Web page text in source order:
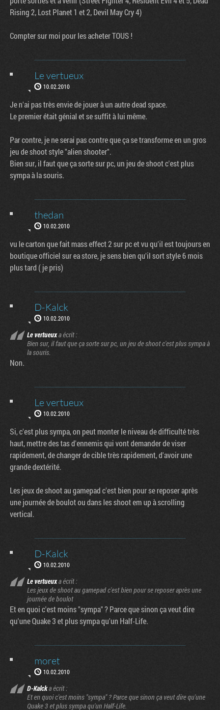
Rising 2, Lost Planet 1 et 2, Devil May Cry 4)
Compter sur moi pour les acheter TOUS !
Le vertueux
10.02.2010
Je n'ai pas très envie de jouer à un autre dead space.
Le premier était génial et se suffit à lui même.
Par contre, je ne serai pas contre que ça se transforme en un gros
jeu de shoot style "alien shooter".
Bien sur, il faut que ça sorte sur pc, un jeu de shoot c'est plus
sympa à la souris.
thedan
10.02.2010
vu le carton que fait mass effect 2 sur pc et vu qu'il est toujours en
boutique officiel sur ea store, je sens bien qu'il sort style 6 mois
plus tard ( je pris)
D-Kalck
10.02.2010
Le vertueuxa écrit :
Bien sur, il faut que ça sorte sur pc, un jeu de shoot c'est plus sympa à
la souris.
Non.
Le vertueux
10.02.2010
Si, c'est plus sympa, on peut monter le niveau de difficulté très
haut, mettre des tas d'ennemis qui vont demander de viser
rapidement, de changer de cible très rapidement, d'avoir une
grande dextérité.
Les jeux de shoot au gamepad c'est bien pour se reposer après
une journée de boulot ou dans les shoot em up à scrolling
vertical.
D-Kalck
10.02.2010
Le vertueuxa écrit :
Les jeux de shoot au gamepad c'est bien pour se reposer après une
journée de boulot
Et en quoi c'est moins "sympa" ? Parce que sinon ça veut dire
qu'une Quake 3 et plus sympa qu'un Half-Life.
moret
10.02.2010
D-Kalcka écrit :
Et en quoi c'est moins "sympa" ? Parce que sinon ça veut dire qu'une
Quake 3 et plus sympa qu'un Half-Life.